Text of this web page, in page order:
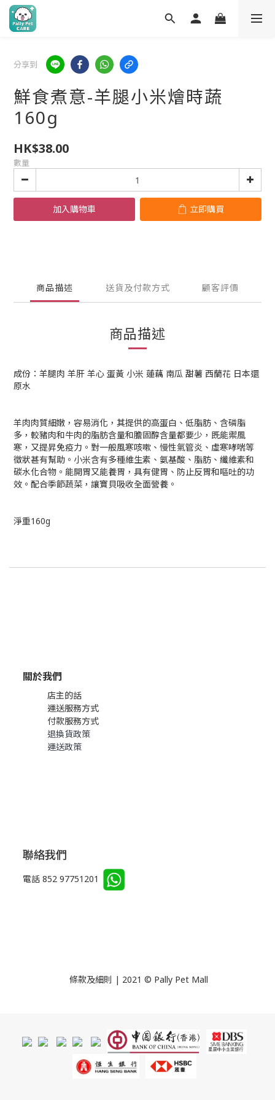
分享到
​鮮食煮意-羊腿小米燴時蔬
160g
HK$38.00
數量
加入購物車 立即購買
商品描述 送貨及付款方式 顧客評價
商品描述
成份：羊腿肉 羊肝 羊心 蛋黃 小米 蓮藕 南瓜 甜薯 西蘭花 日本還
原水
羊肉肉質細嫩，容易消化，其提供的高蛋白、低脂肪、含磷脂
多，較豬肉和牛肉的脂肪含量和膽固醇含量都要少，既能禦風
寒，又提昇免疫力。對一般風寒咳嗽、慢性氣管炎、虛寒哮喘等
徵狀甚有幫助。小米含有多種維生素、氨基酸、脂肪、纖維素和
碳水化合物。能開胃又能養胃，具有健胃、防止反胃和嘔吐的功
效。配合季節蔬菜，讓寶貝吸收全面營養。
淨重160g
關於我們
店主的話
運送服務方式
付款服務方式
退換貨政策
運送政策
聯絡我們
電話 852 97751201
條款及細則 | 2021 © Pally Pet Mall